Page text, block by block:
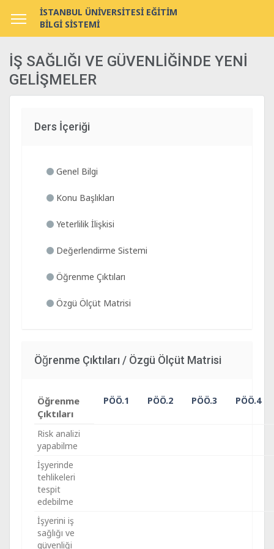
İSTANBUL ÜNİVERSİTESİ EĞİTİM
BİLGİ SİSTEMİ
İŞ SAĞLIĞI VE GÜVENLİĞİNDE YENİ
GELİŞMELER
Ders İçeriği
Genel Bilgi
Konu Başlıkları
Yeterlilik İlişkisi
Değerlendirme Sistemi
Öğrenme Çıktıları
Özgü Ölçüt Matrisi
Öğrenme Çıktıları / Özgü Ölçüt Matrisi
Öğrenme
Çıktıları
PÖÖ.1 PÖÖ.2 PÖÖ.3 PÖÖ.4
Risk analizi
yapabilme
İşyerinde
tehlikeleri
tespit
edebilme
İşyerini iş
sağlığı ve
güvenliği